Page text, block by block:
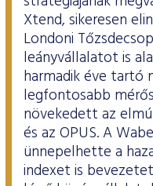
Xtend, sikeresen
Londoni
leányvállalatot is
harmadik éve tartó
legfontosabb
növekedett az
és az OPUS. A
ünnepelhette a
indexet is